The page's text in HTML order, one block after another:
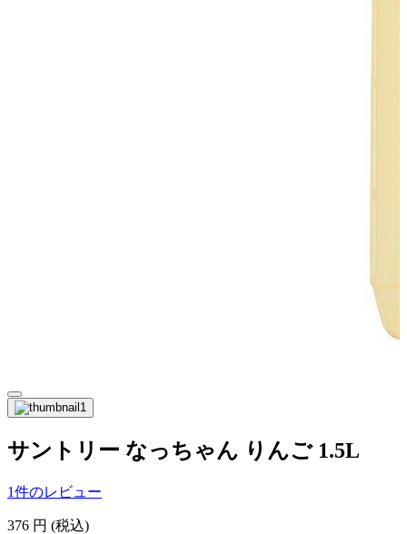
サントリー なっちゃん りんご 1.5L
1件のレビュー
376 円 (税込)